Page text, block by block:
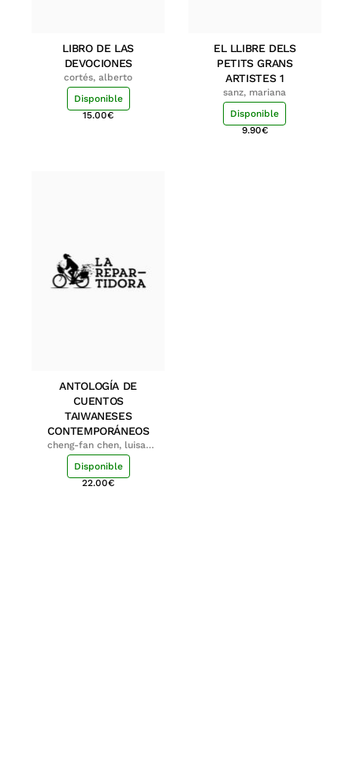
LIBRO DE LAS
DEVOCIONES
cortés, alberto
Disponible
15.00€
EL LLIBRE DELS
PETITS GRANS
ARTISTES 1
sanz, mariana
Disponible
9.90€
ANTOLOGÍA DE
CUENTOS
TAIWANESES
CONTEMPORÁNEOS
cheng-fan chen, luisa;
shu-ying chang, luisa
Disponible
22.00€